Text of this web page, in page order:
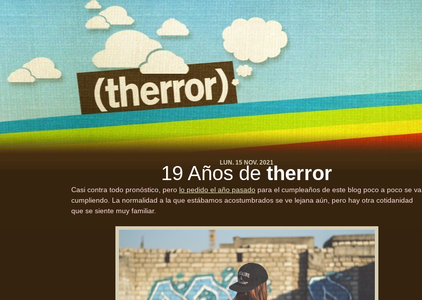
LUN. 15 NOV. 2021
19 Años detherror
Casi contra todo pronóstico, pero lo pedido el año pasado para el cumpleaños de este blog poco a poco se va
cumpliendo. La normalidad a la que estábamos acostumbrados se ve lejana aún, pero hay otra cotidanidad
que se siente muy familiar.